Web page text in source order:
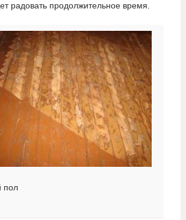
радовать продолжительное время.
пол